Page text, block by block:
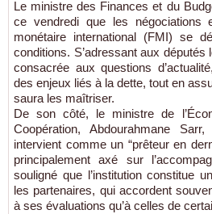
Le ministre des Finances et du
ce vendredi que les négociations
monétaire international (FMI) se
conditions. S’adressant aux députés
consacrée aux questions
des enjeux liés à la dette, tout en
saura les maîtriser.
De son côté, le ministre de
Coopération, Abdourahmane
intervient comme un “prêteur en
principalement axé sur
souligné que l’institution constitue
les partenaires, qui accordent
à ses évaluations qu’à celles de